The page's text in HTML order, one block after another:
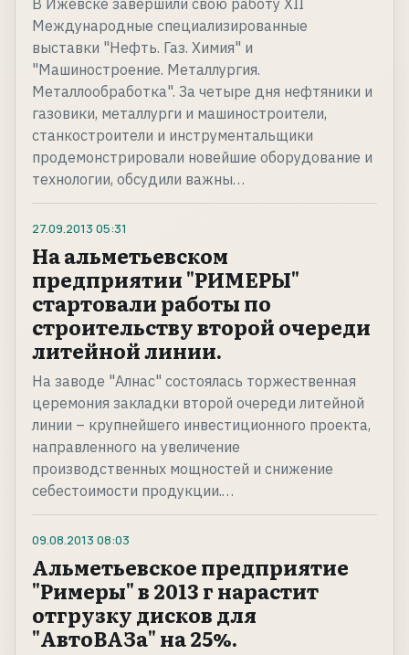
В Ижевске завершили свою работу ХII
Международные специализированные
выставки "Нефть. Газ. Химия" и
"Машиностроение. Металлургия.
Металлообработка". За четыре дня нефтяники и
газовики, металлурги и машиностроители,
станкостроители и инструментальщики
продемонстрировали новейшие оборудование и
технологии, обсудили важны…
27.09.2013 05:31
На альметьевском
предприятии "РИМЕРЫ"
стартовали работы по
строительству второй очереди
литейной линии.
На заводе "Алнас" состоялась торжественная
церемония закладки второй очереди литейной
линии – крупнейшего инвестиционного проекта,
направленного на увеличение
производственных мощностей и снижение
себестоимости продукции.…
09.08.2013 08:03
Альметьевское предприятие
"Римеры" в 2013 г нарастит
отгрузку дисков для
"АвтоВАЗа" на 25%.